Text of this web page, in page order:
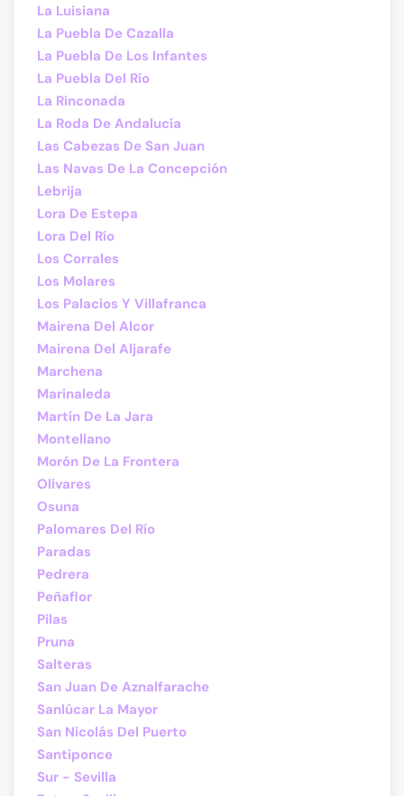
La Luisiana
La Puebla De Cazalla
La Puebla De Los Infantes
La Puebla Del Río
La Rinconada
La Roda De Andalucía
Las Cabezas De San Juan
Las Navas De La Concepción
Lebrija
Lora De Estepa
Lora Del Río
Los Corrales
Los Molares
Los Palacios Y Villafranca
Mairena Del Alcor
Mairena Del Aljarafe
Marchena
Marinaleda
Martín De La Jara
Montellano
Morón De La Frontera
Olivares
Osuna
Palomares Del Río
Paradas
Pedrera
Peñaflor
Pilas
Pruna
Salteras
San Juan De Aznalfarache
Sanlúcar La Mayor
San Nicolás Del Puerto
Santiponce
Sur - Sevilla